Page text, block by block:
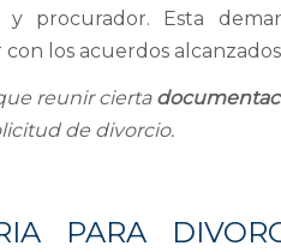
procurador. Esta
los acuerdos
reunir cierta
de divorcio.
PARA